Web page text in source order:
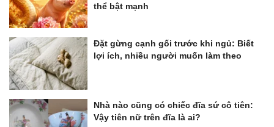
thể bật mạnh
Đặt gừng cạnh gối trước khi ngủ: Biết
lợi ích, nhiều người muốn làm theo
Nhà nào cũng có chiếc đĩa sứ cô tiên:
Vậy tiên nữ trên đĩa là ai?